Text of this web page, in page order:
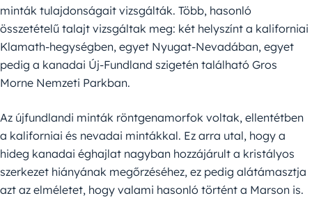
minták tulajdonságait vizsgálták. Több, hasonló
összetételű talajt vizsgáltak meg: két helyszínt a kaliforniai
Klamath-hegységben, egyet Nyugat-Nevadában, egyet
pedig a kanadai Új-Fundland szigetén található Gros
Morne Nemzeti Parkban.
Az újfundlandi minták röntgenamorfok voltak, ellentétben
a kaliforniai és nevadai mintákkal. Ez arra utal, hogy a
hideg kanadai éghajlat nagyban hozzájárult a kristályos
szerkezet hiányának megőrzéséhez, ez pedig alátámasztja
azt az elméletet, hogy valami hasonló történt a Marson is.